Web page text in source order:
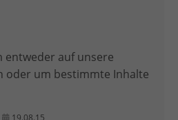
entweder auf unsere
oder um bestimmte Inhalte
19.08.15